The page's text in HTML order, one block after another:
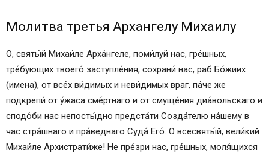
Молитва третья Архангелу Михаилу
О, святы́й Михаи́ле Арха́нгеле, поми́луй нас, гре́шных,
тре́бующих твоего́ заступле́ния, сохрани́ нас, раб Бо́жиих
(имена), от все́х ви́димых и неви́димых враг, па́че же
подкрепи́ от у́жаса сме́ртнаго и от смуще́ния диа́вольскаго и
сподо́би нас непосты́дно предста́ти Созда́телю на́шему в
час стра́шнаго и пра́веднаго Суда́ Его́. О всесвяты́й, вели́кий
Михаи́ле Архистрати́же! Не пре́зри нас, гре́шных, моля́щихся